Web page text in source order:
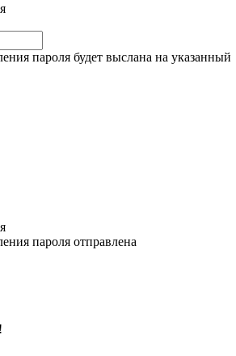
пароля будет выслана на указанный
пароля отправлена